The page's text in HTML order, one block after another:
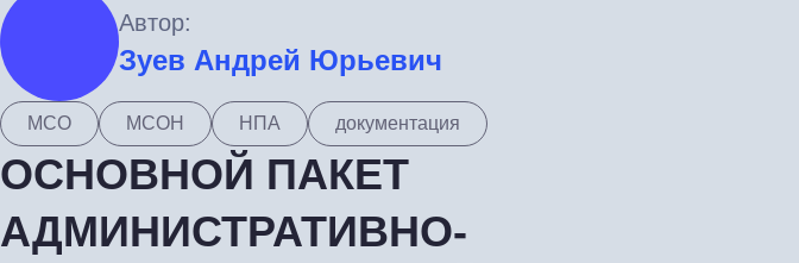
Автор:
Зуев Андрей Юрьевич
МСО МСОН НПА документация
ОСНОВНОЙ ПАКЕТ
АДМИНИСТРАТИВНО-